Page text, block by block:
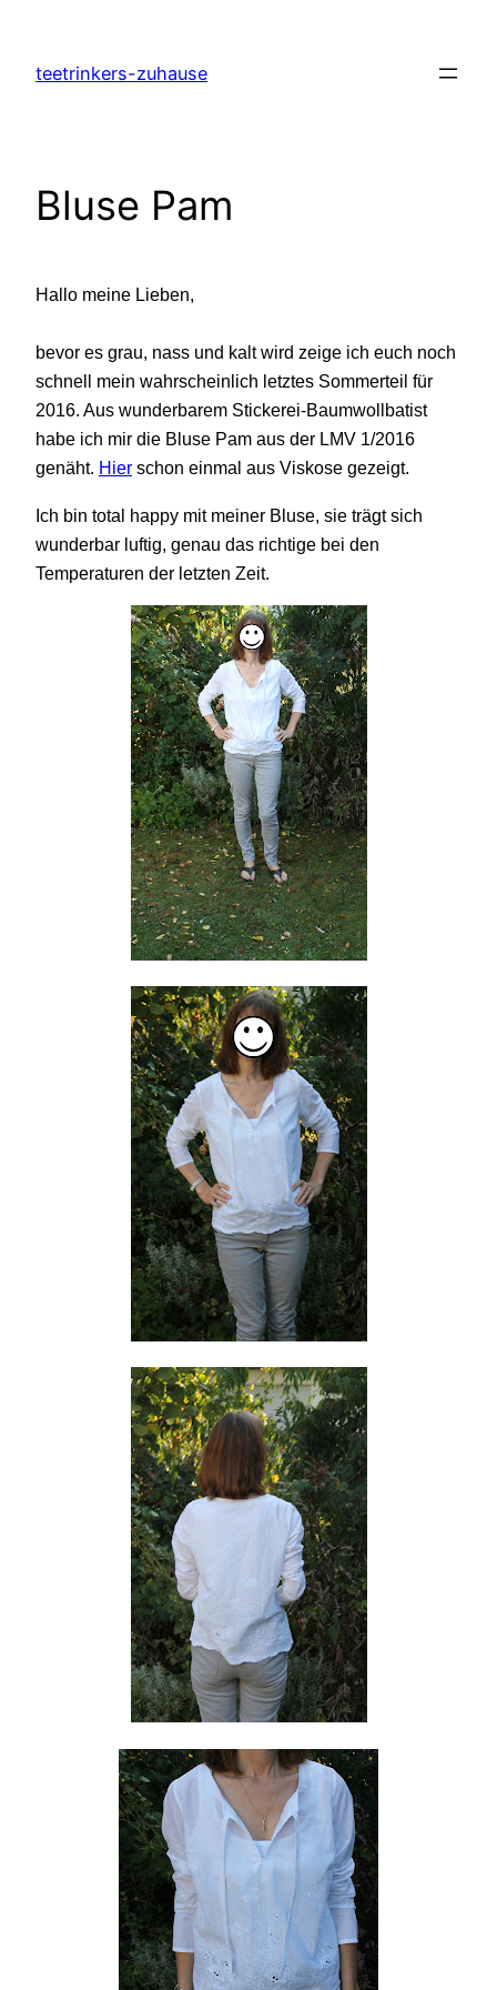
springen
teetrinkers-zuhause
Bluse Pam
Hallo meine Lieben,
bevor es grau, nass und kalt wird zeige ich euch noch
schnell mein wahrscheinlich letztes Sommerteil für
2016. Aus wunderbarem Stickerei-Baumwollbatist
habe ich mir die Bluse Pam aus der LMV 1/2016
genäht. Hier schon einmal aus Viskose gezeigt.
Ich bin total happy mit meiner Bluse, sie trägt sich
wunderbar luftig, genau das richtige bei den
Temperaturen der letzten Zeit.